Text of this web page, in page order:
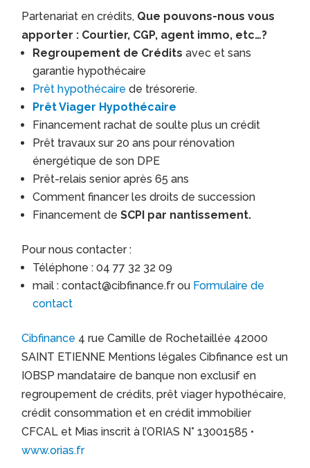
Partenariat en crédits, Que pouvons-nous vous
apporter : Courtier, CGP, agent immo, etc…?
Regroupement de Créditsavec et sans
garantie hypothécaire
Prêt hypothécaire de trésorerie.
Prêt Viager Hypothécaire
Financement rachat de soulte plus un crédit
Prêt travaux sur 20 ans pour rénovation
énergétique de son DPE
Prêt-relais senior après 65 ans
Comment financer les droits de succession
Financement deSCPI par nantissement.
Pour nous contacter :
Téléphone : 04 77 32 32 09
mail : contact@cibfinance.fr ou Formulaire de
contact
Cibfinance 4 rue Camille de Rochetaillée 42000
SAINT ETIENNE Mentions légales Cibfinance est un
IOBSP mandataire de banque non exclusif en
regroupement de crédits, prêt viager hypothécaire,
crédit consommation et en crédit immobilier
CFCAL et Mias inscrit à l’ORIAS N° 13001585 •
www.orias.fr